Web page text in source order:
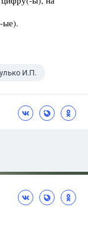
ые).
И.П.